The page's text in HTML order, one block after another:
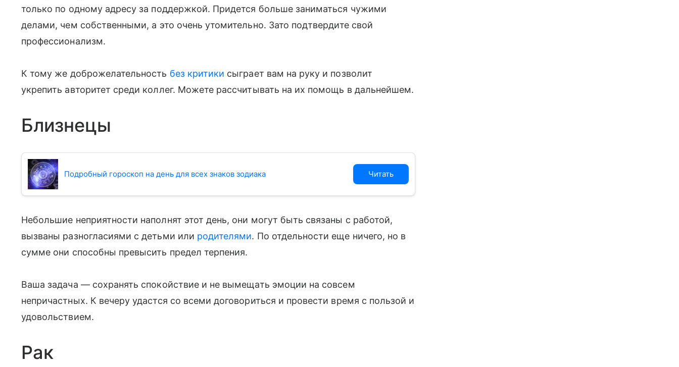
только по одному адресу за поддержкой. Придется больше заниматься чужими
делами, чем собственными, а это очень утомительно. Зато подтвердите свой
профессионализм.
К тому же доброжелательность без критики сыграет вам на руку и позволит
укрепить авторитет среди коллег. Можете рассчитывать на их помощь в дальнейшем.
Близнецы
Подробный гороскоп на день для всех знаков зодиака Читать
Небольшие неприятности наполнят этот день, они могут быть связаны с работой,
вызваны разногласиями с детьми или родителями. По отдельности еще ничего, но в
сумме они способны превысить предел терпения.
Ваша задача — сохранять спокойствие и не вымещать эмоции на совсем
непричастных. К вечеру удастся со всеми договориться и провести время с пользой и
удовольствием.
Рак